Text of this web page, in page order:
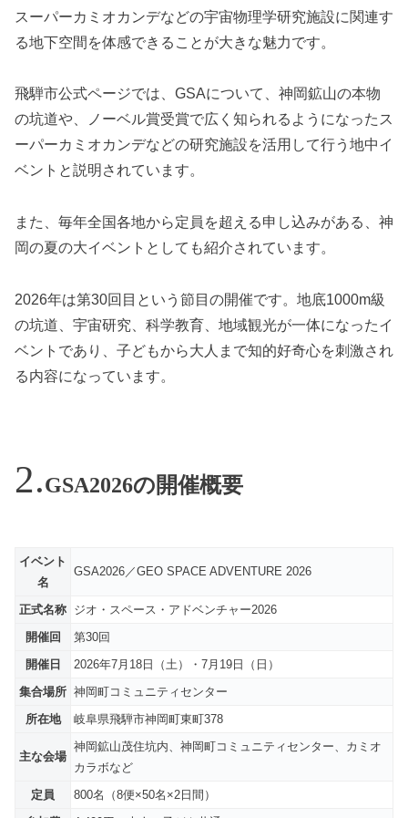
スーパーカミオカンデなどの宇宙物理学研究施設に関連す
る地下空間を体感できることが大きな魅力です。
飛騨市公式ページでは、GSAについて、神岡鉱山の本物
の坑道や、ノーベル賞受賞で広く知られるようになったス
ーパーカミオカンデなどの研究施設を活用して行う地中イ
ベントと説明されています。
また、毎年全国各地から定員を超える申し込みがある、神
岡の夏の大イベントとしても紹介されています。
2026年は第30回目という節目の開催です。地底1000m級
の坑道、宇宙研究、科学教育、地域観光が一体になったイ
ベントであり、子どもから大人まで知的好奇心を刺激され
る内容になっています。
GSA2026の開催概要
イベント
名
GSA2026／GEO SPACE ADVENTURE 2026
正式名称 ジオ・スペース・アドベンチャー2026
開催回
第30回
開催日
2026年7月18日（土）・7月19日（日）
集合場所 神岡町コミュニティセンター
所在地
岐阜県飛騨市神岡町東町378
主な会場
神岡鉱山茂住坑内、神岡町コミュニティセンター、カミオ
カラボなど
定員
800名（8便×50名×2日間）